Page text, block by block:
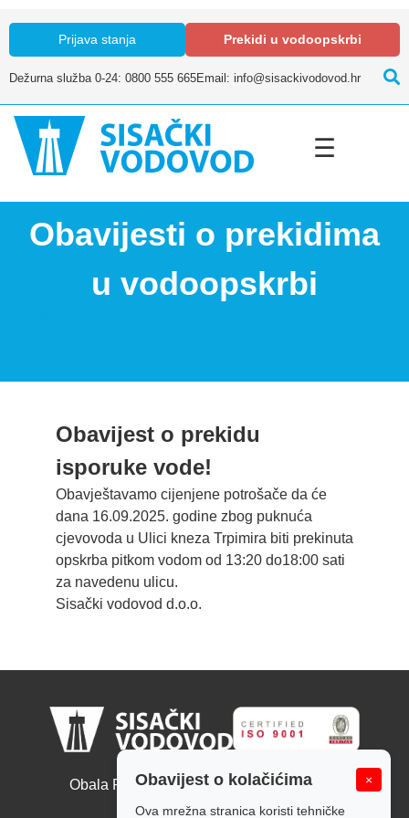
Prijava stanja Prekidi u vodoopskrbi
Dežurna služba 0-24: 0800 555 665Email: info@sisackivodovod.hr
☰
Obavijest o kolačićima ×
Ova mrežna stranica koristi tehničke
Obavijesti o prekidima
u vodoopskrbi
Obavijest o prekidu
isporuke vode!
Obavještavamo cijenjene potrošače da će
dana 16.09.2025. godine zbog puknuća
cjevovoda u Ulici kneza Trpimira biti prekinuta
opskrba pitkom vodom od 13:20 do18:00 sati
za navedenu ulicu.
Sisački vodovod d.o.o.
Obala Ruđera Boškovića 10, 44000 Sisak
Tel: +385 44 526 166